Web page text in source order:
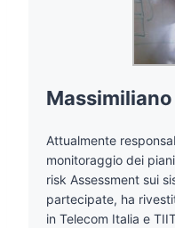
Attualmente
monitoraggio dei
risk Assessment sui
partecipate, ha
in Telecom Italia e